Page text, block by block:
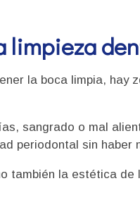
limpieza
la boca limpia, hay
sangrado o mal
periodontal sin haber
también la estética